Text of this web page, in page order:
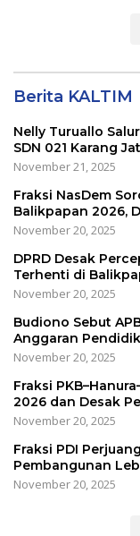
Berita KALTIM
Nelly Turuallo
SDN 021 Karang
November 21, 2025
Fraksi NasDem
Balikpapan 2026,
November 20, 2025
DPRD Desak
Terhenti di
November 20, 2025
Budiono Sebut
Anggaran
November 20, 2025
Fraksi
2026 dan Desak
November 20, 2025
Fraksi PDI
Pembangunan
November 20, 2025